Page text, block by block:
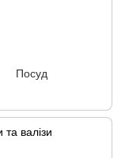
Посуд